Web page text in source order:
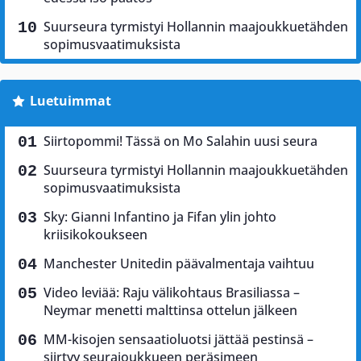
Suurseura tyrmistyi Hollannin maajoukkuetähden
sopimusvaatimuksista
Luetuimmat
Siirtopommi! Tässä on Mo Salahin uusi seura
Suurseura tyrmistyi Hollannin maajoukkuetähden
sopimusvaatimuksista
Sky: Gianni Infantino ja Fifan ylin johto
kriisikokoukseen
Manchester Unitedin päävalmentaja vaihtuu
Video leviää: Raju välikohtaus Brasiliassa –
Neymar menetti malttinsa ottelun jälkeen
MM-kisojen sensaatioluotsi jättää pestinsä –
siirtyy seurajoukkueen peräsimeen